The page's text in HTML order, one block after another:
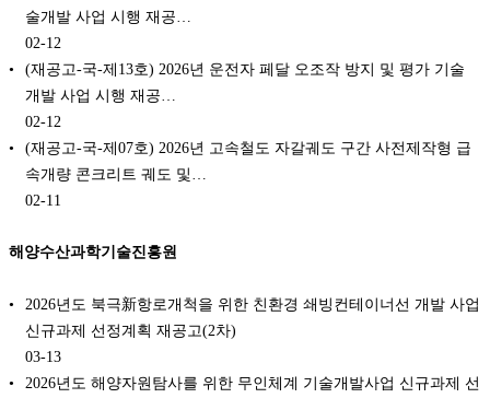
술개발 사업 시행 재공…
02-12
(재공고-국-제13호) 2026년 운전자 페달 오조작 방지 및 평가 기술
개발 사업 시행 재공…
02-12
(재공고-국-제07호) 2026년 고속철도 자갈궤도 구간 사전제작형 급
속개량 콘크리트 궤도 및…
02-11
해양수산과학기술진흥원
2026년도 북극新항로개척을 위한 친환경 쇄빙컨테이너선 개발 사업
신규과제 선정계획 재공고(2차)
03-13
2026년도 해양자원탐사를 위한 무인체계 기술개발사업 신규과제 선